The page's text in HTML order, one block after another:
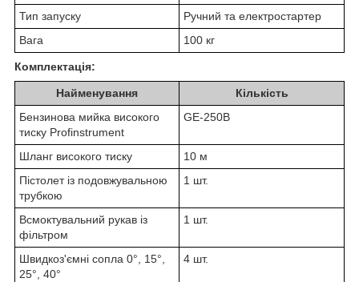
Тип запуску
Ручний та електростартер
Вага
100 кг
Комплектація:
Найменування
Кількість
Бензинова мийка високого
тиску Profinstrument
GE-250B
Шланг високого тиску
10 м
Пістолет із подовжувальною
трубкою
1 шт.
Всмоктувальний рукав із
фільтром
1 шт.
Швидкоз'ємні сопла 0°, 15°,
25°, 40°
4 шт.